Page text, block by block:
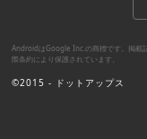
AndroidはGoogle Inc.の商標です。掲載
際条約により保護されています。
©2015 - ドットアップス